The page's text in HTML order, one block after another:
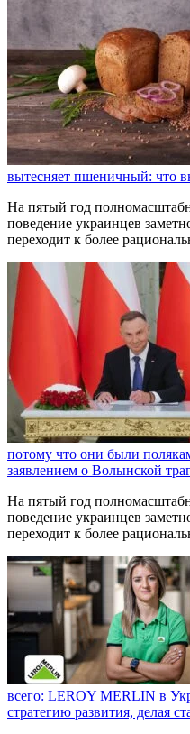
вытесняет пшеничный: что
На пятый год
поведение украинцев
переходит к более
потому что они были
заявлением о Волынской
На пятый год
поведение украинцев
переходит к более
всего: LEROY MERLIN в
стратегию развития, делая